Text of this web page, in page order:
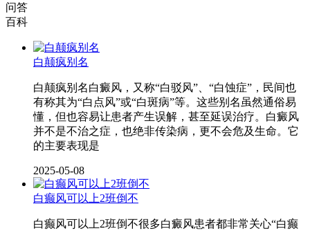
问答
百科
白颠疯别名
白颠疯别名白癜风，又称“白驳风”、“白蚀症”，民间也
有称其为“白点风”或“白斑病”等。这些别名虽然通俗易
懂，但也容易让患者产生误解，甚至延误治疗。白癜风
并不是不治之症，也绝非传染病，更不会危及生命。它
的主要表现是
2025-05-08
白癫风可以上2班倒不
白癫风可以上2班倒不很多白癜风患者都非常关心“白癫